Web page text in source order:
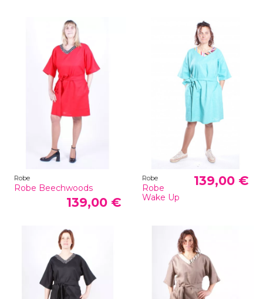
Robe
Robe Beechwoods
139,00 €
Robe
Robe
Wake Up
139,00 €